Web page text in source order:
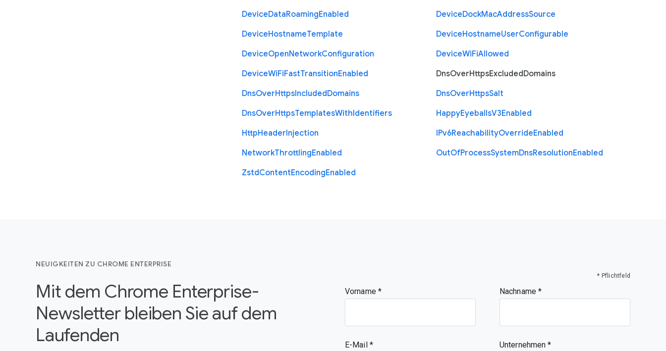
DeviceDataRoamingEnabled DeviceDockMacAddressSource
DeviceHostnameTemplate DeviceHostnameUserConfigurable
DeviceOpenNetworkConfiguration DeviceWiFiAllowed
DeviceWiFiFastTransitionEnabled DnsOverHttpsExcludedDomains
DnsOverHttpsIncludedDomains DnsOverHttpsSalt
DnsOverHttpsTemplatesWithIdentifiers HappyEyeballsV3Enabled
HttpHeaderInjection IPv6ReachabilityOverrideEnabled
NetworkThrottlingEnabled OutOfProcessSystemDnsResolutionEnabled
ZstdContentEncodingEnabled
NEUIGKEITEN ZU CHROME ENTERPRISE
Mit dem Chrome Enterprise-
Newsletter bleiben Sie auf dem
Laufenden
* Pflichtfeld
Vorname Nachname
E-Mail Unternehmen